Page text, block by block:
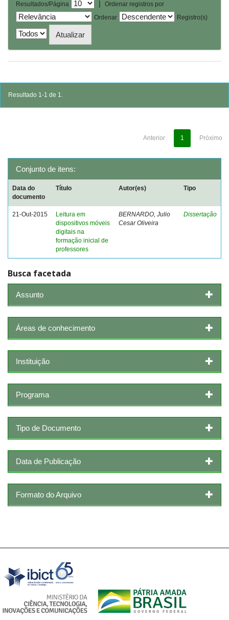
Resultados/Página |
Ordenar registros por
Ordenar
Registro(s)
Resultado 1-1 de 1.
Anterior 1 Próximo
Conjunto de itens:
Data do
documento
Título Autor(es) Tipo
21-Out-2015
Leitura em
dispositivos móveis
digitais na
formação inicial de
professores
BERNARDO, Julio
Cesar Oliveira
Dissertação
Busca facetada
Assunto
Áreas de conhecimento
Instituição
Programa
Tipo de Documento
Data de Publicação
Formato do Arquivo